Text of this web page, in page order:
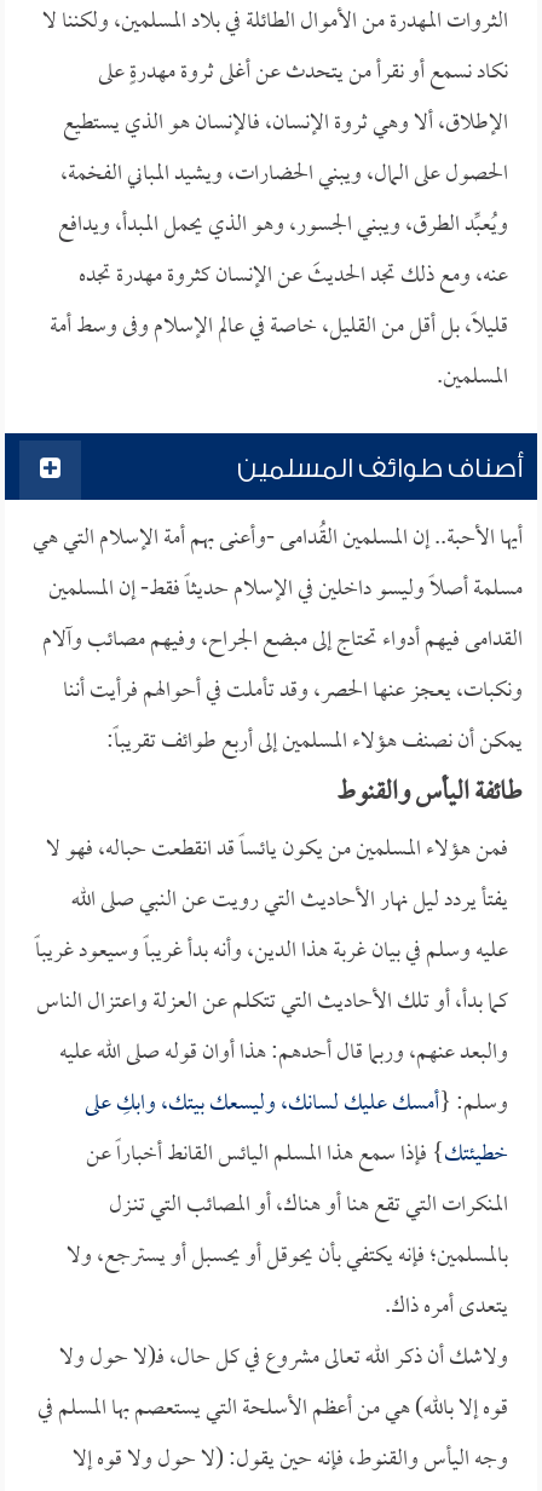
الثروات المهدرة من الأموال الطائلة في بلاد المسلمين، ولكننا لا
نكاد نسمع أو نقرأ من يتحدث عن أغلى ثروة مهدرةٍ على
الإطلاق، ألا وهي ثروة الإنسان، فالإنسان هو الذي يستطيع
الحصول على المال، ويبني الحضارات، ويشيد المباني الفخمة،
ويُعبِّد الطرق، ويبني الجسور، وهو الذي يحمل المبدأ، ويدافع
عنه، ومع ذلك تجد الحديثَ عن الإنسان كثروة مهدرة تجده
قليلاً، بل أقل من القليل، خاصة في عالم الإسلام وفى وسط أمة
المسلمين.
أصناف طوائف المسلمين
أيها الأحبة.. إن المسلمين القُدامى -وأعنى بهم أمة الإسلام التي هي
مسلمة أصلاً وليسو داخلين في الإسلام حديثاً فقط- إن المسلمين
القدامى فيهم أدواء تحتاج إلى مبضع الجراح، وفيهم مصائب وآلام
ونكبات، يعجز عنها الحصر، وقد تأملت في أحوالهم فرأيت أننا
يمكن أن نصنف هؤلاء المسلمين إلى أربع طوائف تقريباً:
طائفة اليأس والقنوط
فمن هؤلاء المسلمين من يكون يائساً قد انقطعت حباله، فهو لا
يفتأ يردد ليل نهار الأحاديث التي رويت عن النبي صلى الله
عليه وسلم في بيان غربة هذا الدين، وأنه بدأ غريباً وسيعود غريباً
كما بدأ، أو تلك الأحاديث التي تتكلم عن العزلة واعتزال الناس
والبعد عنهم، وربما قال أحدهم: هذا أوان قوله صلى الله عليه
وسلم: {أمسك عليك لسانك، وليسعك بيتك، وابكِ على
خطيئتك} فإذا سمع هذا المسلم اليائس القانط أخباراً عن
المنكرات التي تقع هنا أو هناك، أو المصائب التي تنـزل
بالمسلمين؛ فإنه يكتفي بأن يحوقل أو يحسبل أو يسترجع، ولا
يتعدى أمره ذاك.
ولاشك أن ذكر الله تعالى مشروع في كل حال، فـ(لا حول ولا
قوه إلا بالله) هي من أعظم الأسلحة التي يستعصم بها المسلم في
وجه اليأس والقنوط، فإنه حين يقول: (لا حول ولا قوه إلا